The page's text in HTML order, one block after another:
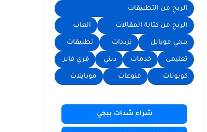
الربح من التطبيقات
الربح من كتابة المقالات العاب
ببجي موبايل ترددات تطبيقات
تعليمي خدمات ديني فري فاير
كوبونات منوعات موبايلات
شراء شدات ببجي